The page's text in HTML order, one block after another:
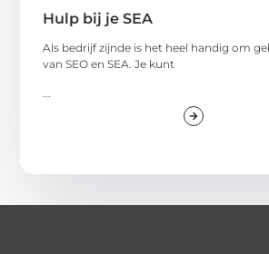
Hulp bij je SEA
Als bedrijf zijnde is het heel handig om
van SEO en SEA. Je kunt
...